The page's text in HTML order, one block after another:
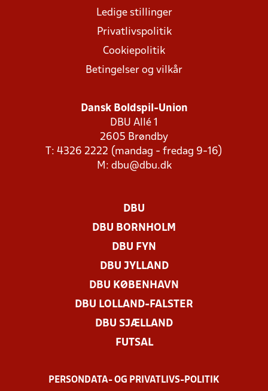
Ledige stillinger
Privatlivspolitik
Cookiepolitik
Betingelser og vilkår
Dansk Boldspil-Union
DBU Allé 1
2605 Brøndby
T: 4326 2222 (mandag - fredag 9-16)
M: dbu@dbu.dk
DBU
DBU BORNHOLM
DBU FYN
DBU JYLLAND
DBU KØBENHAVN
DBU LOLLAND-FALSTER
DBU SJÆLLAND
FUTSAL
PERSONDATA- OG PRIVATLIVS-POLITIK